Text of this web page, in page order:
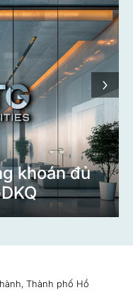
khoán đủ
›
Thành phố Hồ